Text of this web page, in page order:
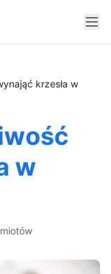
krzesła w
w